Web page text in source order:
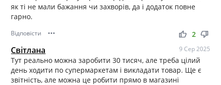
як ті не мали бажання чи захворів, да і додаток повне
гарно.
Відповісти ••• thumb_up thumb_down
2
Світлана 9 Сер 2025
Тут реально можна заробити 30 тисяч, але треба цілий
день ходити по супермаркетам і викладати товар. Ще є
звітність, але можна це робити прямо в магазині